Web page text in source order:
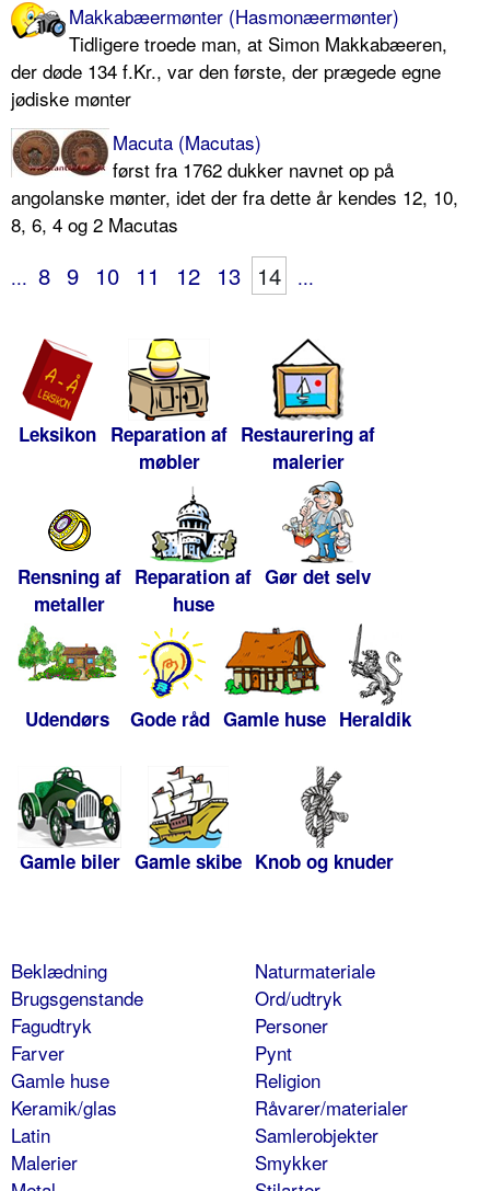
Makkabæermønter (Hasmonæermønter)
Tidligere troede man, at Simon Makkabæeren,
der døde 134 f.Kr., var den første, der prægede egne
jødiske mønter
Macuta (Macutas)
først fra 1762 dukker navnet op på
angolanske mønter, idet der fra dette år kendes 12, 10,
8, 6, 4 og 2 Macutas
... 8 9 10 11 12 13 14 ...
Leksikon Reparation af
møbler
Restaurering af
malerier
Rensning af
metaller
Reparation af
huse
Gør det selv
Udendørs Gode råd Gamle huse Heraldik
Gamle biler Gamle skibe Knob og knuder
Beklædning
Brugsgenstande
Fagudtryk
Farver
Gamle huse
Keramik/glas
Latin
Malerier
Naturmateriale
Ord/udtryk
Personer
Pynt
Religion
Råvarer/materialer
Samlerobjekter
Smykker